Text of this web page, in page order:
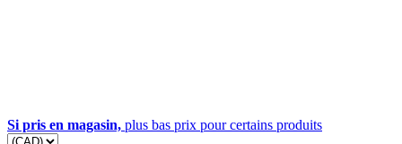
Si pris en magasin, plus bas prix pour certains produits